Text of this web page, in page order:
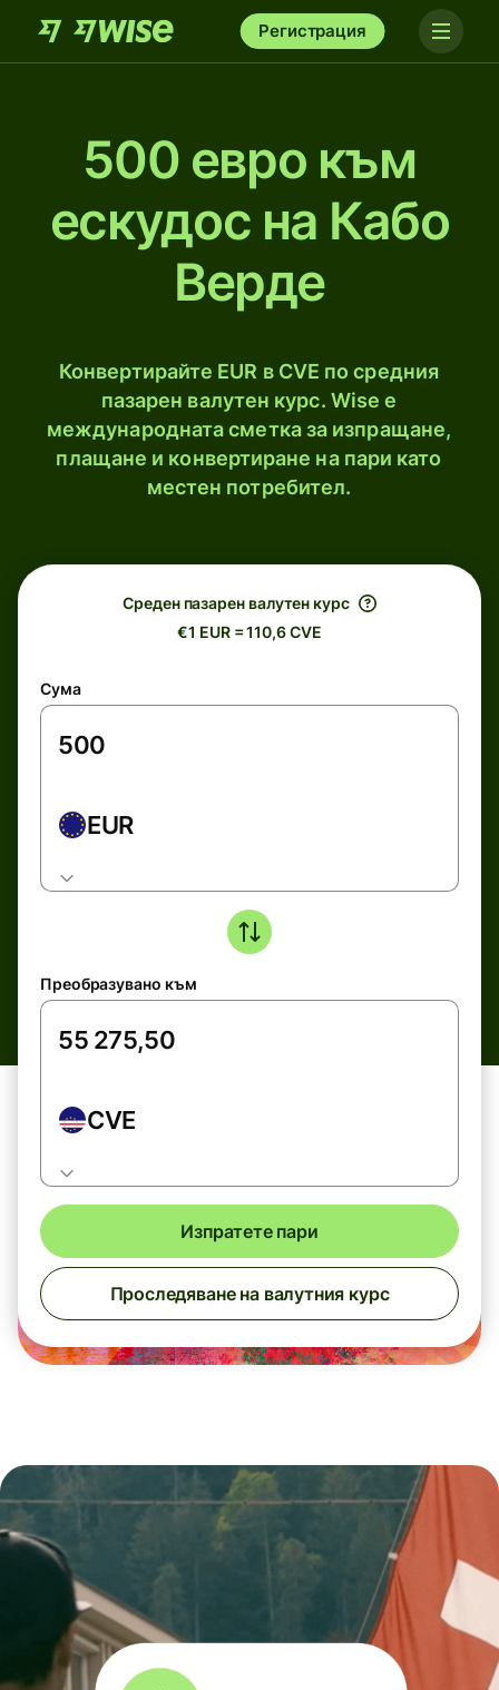
Регистрация
500 евро към
ескудос на Кабо
Верде
Конвертирайте EUR в CVE по средния
пазарен валутен курс. Wise е
международната сметка за изпращане,
плащане и конвертиране на пари като
местен потребител.
Среден пазарен валутен курс
€1 EUR = 110,6 CVE
Сума
EUR
Преобразувано към
CVE
Изпратете пари
Проследяване на валутния курс